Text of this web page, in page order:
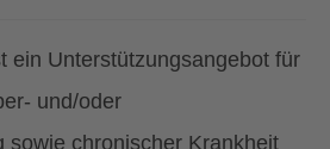
ein Unterstützungsangebot für
und/oder
sowie chronischer Krankheit